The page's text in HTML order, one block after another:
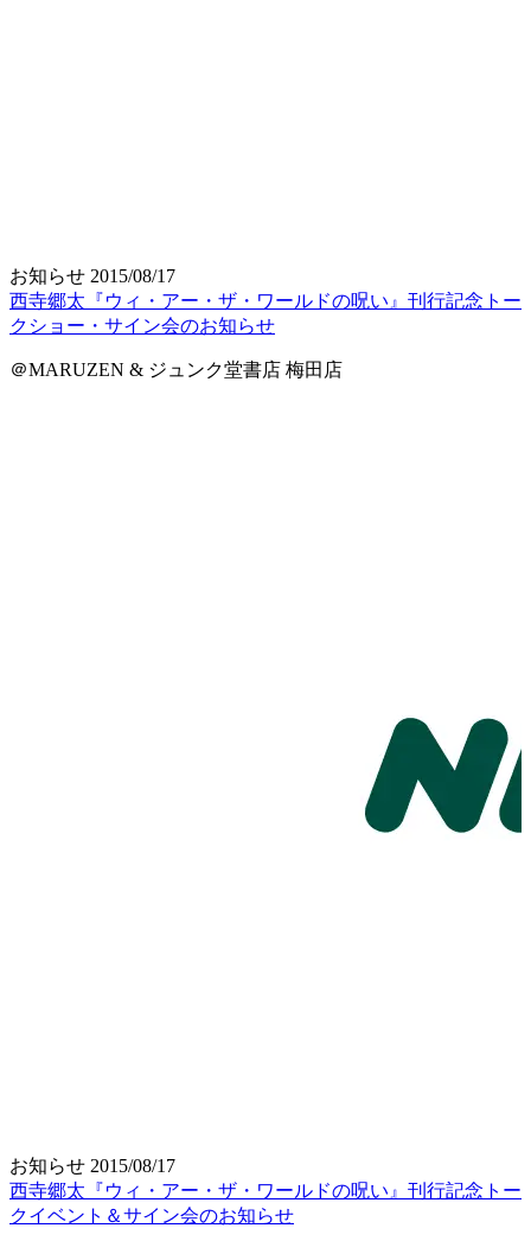
お知らせ 2015/08/17
西寺郷太『ウィ・アー・ザ・ワールドの呪い』刊行記念トー
クショー・サイン会のお知らせ
＠MARUZEN & ジュンク堂書店 梅田店
お知らせ 2015/08/17
西寺郷太『ウィ・アー・ザ・ワールドの呪い』刊行記念トー
クイベント＆サイン会のお知らせ